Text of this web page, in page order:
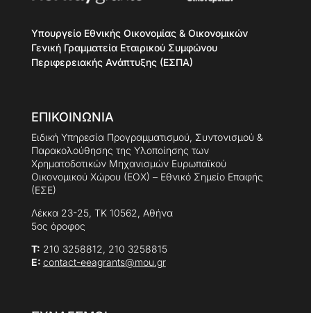
Υπουργείο Εθνικής Οικονομίας & Οικονομικών
Γενική Γραμματεία Εταιρικού Συμφώνου
Περιφερειακής Ανάπτυξης (ΕΣΠΑ)
ΕΠΙΚΟΙΝΩΝΙΑ
Ειδική Υπηρεσία Προγραμματισμού, Συντονισμού &
Παρακολούθησης της Υλοποίησης των
Χρηματοδοτικών Μηχανισμών Ευρωπαϊκού
Οικονομικού Χώρου (ΕΟΧ) – Εθνικό Σημείο Επαφής
(ΕΣΕ)
Λέκκα 23-25, ΤΚ 10562, Αθήνα
5ος όροφος
Τ: 210 3258812, 210 3258815
E: contact-eeagrants@mou.gr